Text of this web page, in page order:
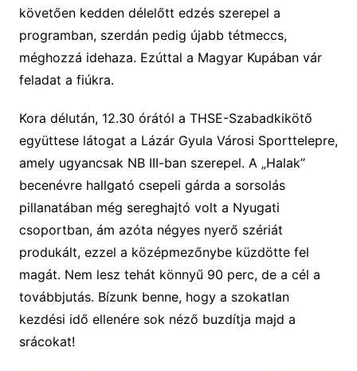
követően kedden délelőtt edzés szerepel a
programban, szerdán pedig újabb tétmeccs,
méghozzá idehaza. Ezúttal a Magyar Kupában vár
feladat a fiúkra.
Kora délután, 12.30 órától a THSE-Szabadkikötő
együttese látogat a Lázár Gyula Városi Sporttelepre,
amely ugyancsak NB III-ban szerepel. A „Halak”
becenévre hallgató csepeli gárda a sorsolás
pillanatában még sereghajtó volt a Nyugati
csoportban, ám azóta négyes nyerő szériát
produkált, ezzel a középmezőnybe küzdötte fel
magát. Nem lesz tehát könnyű 90 perc, de a cél a
továbbjutás. Bízunk benne, hogy a szokatlan
kezdési idő ellenére sok néző buzdítja majd a
srácokat!